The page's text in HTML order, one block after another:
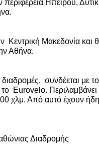
περιφέρεια Ηπείρου,
Κεντρική Μακεδονία και
Αθήνα.
συνδέεται με
Eurovelo. Περιλαμβάνει
χλμ. Από αυτό έχουν
Διαδρομής